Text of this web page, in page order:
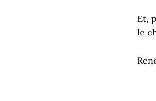
Et,
le